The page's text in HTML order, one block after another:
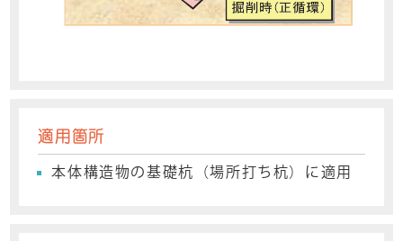
適用箇所
本体構造物の基礎杭（場所打ち杭）に適用